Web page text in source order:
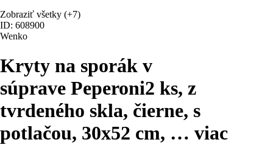
Zobraziť všetky (+7)
ID: 608900
Wenko
Kryty na sporák v
súprave Peperoni2 ks, z
tvrdeného skla, čierne, s
potlačou, 30x52 cm, … viac